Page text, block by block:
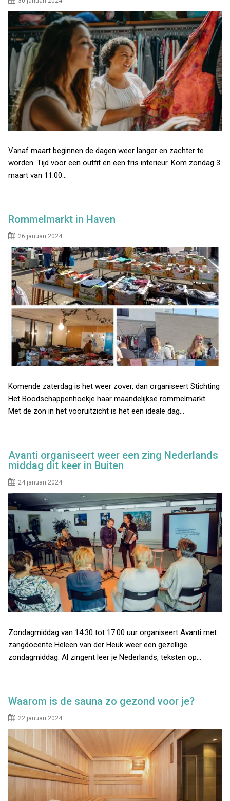
Vanaf maart beginnen de dagen weer langer en zachter te
worden. Tijd voor een outfit en een fris interieur. Kom zondag 3
maart van 11:00…
Rommelmarkt in Haven
26 januari 2024
Komende zaterdag is het weer zover, dan organiseert Stichting
Het Boodschappenhoekje haar maandelijkse rommelmarkt.
Met de zon in het vooruitzicht is het een ideale dag…
Avanti organiseert weer een zing Nederlands
middag dit keer in Buiten
24 januari 2024
Zondagmiddag van 14.30 tot 17.00 uur organiseert Avanti met
zangdocente Heleen van der Heuk weer een gezellige
zondagmiddag. Al zingent leer je Nederlands, teksten op…
Waarom is de sauna zo gezond voor je?
22 januari 2024